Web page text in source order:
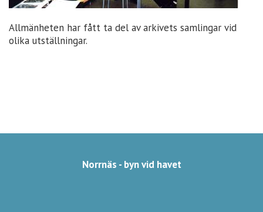
Allmänheten har fått ta del av arkivets samlingar vid
olika utställningar.
Norrnäs - byn vid havet